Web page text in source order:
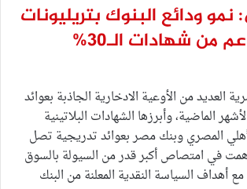
ودائع البنوك بتريليونات
من شهادات الـ30%
العديد من الأوعية الادخارية الجاذبة بعوائد
الماضية، وأبرزها الشهادات البلاتينية
المصري وبنك مصر بعوائد تدريجية تصل
ساهمت في امتصاص أكبر قدر من السيولة بالسوق
أهداف السياسة النقدية المعلنة من البنك